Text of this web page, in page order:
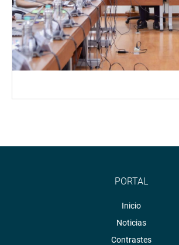
PORTAL
Inicio
Noticias
Contrastes